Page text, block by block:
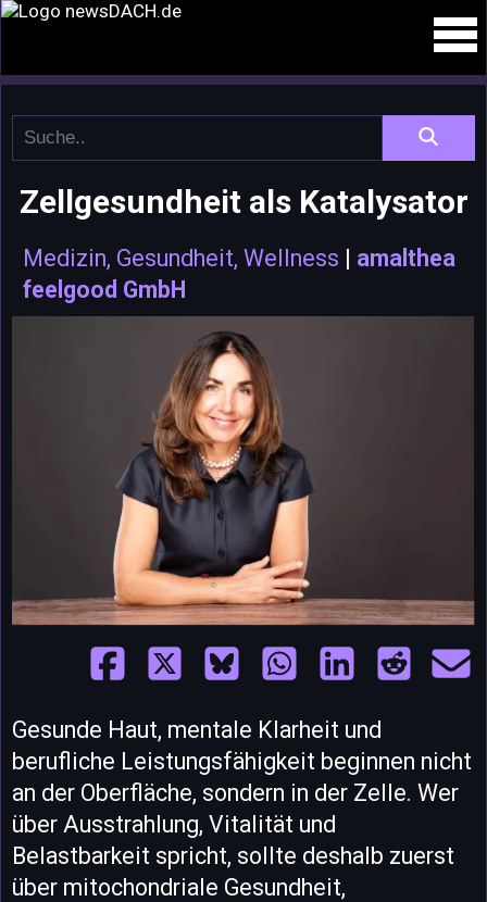
Zellgesundheit als Katalysator
Medizin, Gesundheit, Wellness | amalthea
feelgood GmbH
Gesunde Haut, mentale Klarheit und
berufliche Leistungsfähigkeit beginnen nicht
an der Oberfläche, sondern in der Zelle. Wer
über Ausstrahlung, Vitalität und
Belastbarkeit spricht, sollte deshalb zuerst
über mitochondriale Gesundheit,